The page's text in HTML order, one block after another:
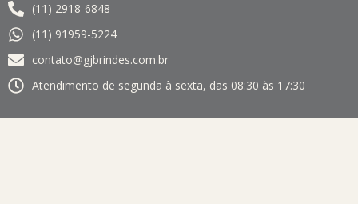
(11) 2918-6848
(11) 91959-5224
contato@gjbrindes.com.br
Atendimento de segunda à sexta, das 08:30 às 17:30